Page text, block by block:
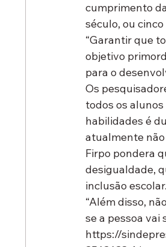
cumprimento
século, ou
“Garantir que
objetivo
para o
Os
todos os
habilidades é
atualmente
Firpo pondera
desigualdade,
inclusão escolar.
“Além disso,
se a pessoa
https://